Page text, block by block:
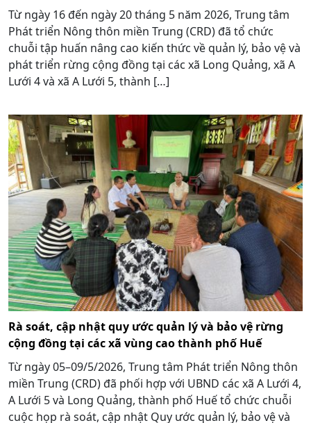
Từ ngày 16 đến ngày 20 tháng 5 năm 2026, Trung tâm
Phát triển Nông thôn miền Trung (CRD) đã tổ chức
chuỗi tập huấn nâng cao kiến thức về quản lý, bảo vệ và
phát triển rừng cộng đồng tại các xã Long Quảng, xã A
Lưới 4 và xã A Lưới 5, thành […]
Rà soát, cập nhật quy ước quản lý và bảo vệ rừng
cộng đồng tại các xã vùng cao thành phố Huế
Từ ngày 05–09/5/2026, Trung tâm Phát triển Nông thôn
miền Trung (CRD) đã phối hợp với UBND các xã A Lưới 4,
A Lưới 5 và Long Quảng, thành phố Huế tổ chức chuỗi
cuộc họp rà soát, cập nhật Quy ước quản lý, bảo vệ và